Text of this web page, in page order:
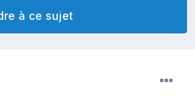
à ce sujet